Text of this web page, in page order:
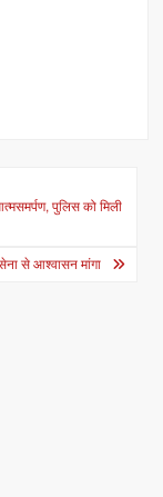
पुलिस को मिली
से आश्वासन मांगा